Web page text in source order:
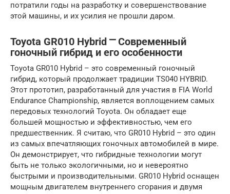
потратили годы на разработку и совершенствование
этой машины, и их усилия не прошли даром.
Toyota GR010 Hybrid ⎻ Современный
гоночный гибрид и его особенности
Toyota GR010 Hybrid – это современный гоночный
гибрид, который продолжает традиции TS040 HYBRID.
Этот прототип, разработанный для участия в FIA World
Endurance Championship, является воплощением самых
передовых технологий Toyota. Он обладает еще
большей мощностью и эффективностью, чем его
предшественник. Я считаю, что GR010 Hybrid – это один
из самых впечатляющих гоночных автомобилей в мире.
Он демонстрирует, что гибридные технологии могут
быть не только экологичными, но и невероятно
быстрыми и производительными. GR010 Hybrid оснащен
мощным двигателем внутреннего сгорания и двумя